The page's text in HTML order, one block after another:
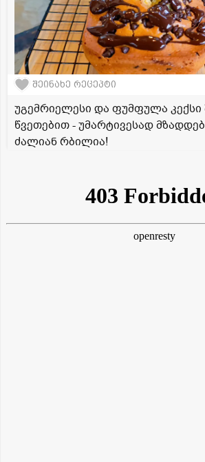
შეინახე რეცეპტი
უგემრიელესი და ფუმფულა
წვეთებით - უმარტივესად
ძალიან რბილია!